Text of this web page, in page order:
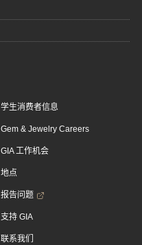
学生消费者信息
Gem & Jewelry Careers
GIA 工作机会
地点
报告问题
支持 GIA
联系我们